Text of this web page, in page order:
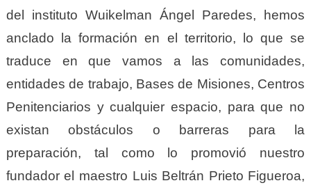
del instituto Wuikelman Ángel Paredes, hemos
anclado la formación en el territorio, lo que se
traduce en que vamos a las comunidades,
entidades de trabajo, Bases de Misiones, Centros
Penitenciarios y cualquier espacio, para que no
existan obstáculos o barreras para la
preparación, tal como lo promovió nuestro
fundador el maestro Luis Beltrán Prieto Figueroa,